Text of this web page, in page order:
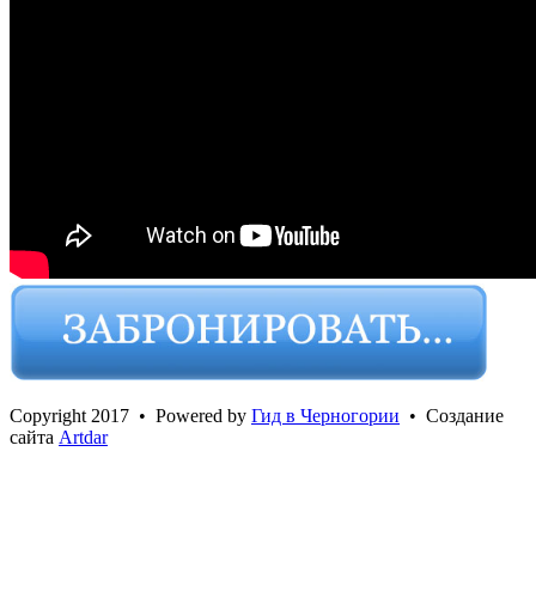
Сopyright 2017 • Powered by Гид в Черногории • Создание
сайта Artdar